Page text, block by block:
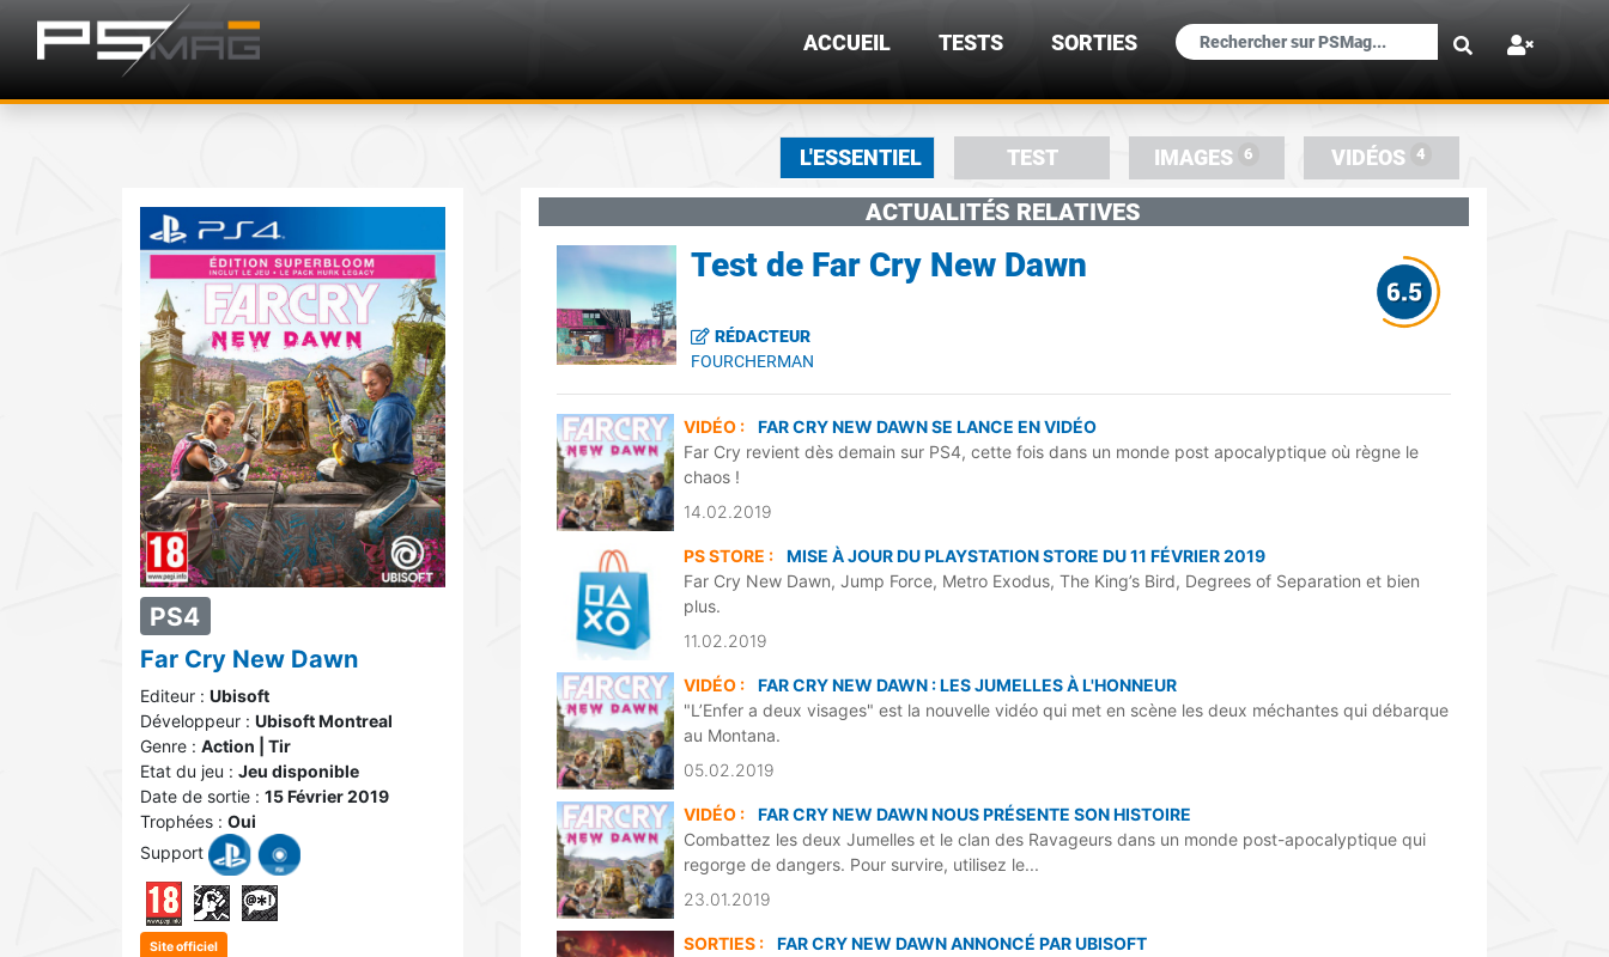
×
ACCUEIL TESTS SORTIES
L'ESSENTIEL TEST IMAGES 6 VIDÉOS 4
PS4
Far Cry New Dawn
Editeur : Ubisoft
Développeur : Ubisoft Montreal
Genre : Action | Tir
Etat du jeu : Jeu disponible
Date de sortie : 15 Février 2019
Trophées : Oui
Support
Site officiel
ACTUALITÉS RELATIVES
Test de Far Cry New Dawn
RÉDACTEUR
FOURCHERMAN
VIDÉO :
FAR CRY NEW DAWN SE LANCE EN VIDÉO
Far Cry revient dès demain sur PS4, cette fois dans un monde post apocalyptique où règne le
chaos !
14.02.2019
PS STORE :
MISE À JOUR DU PLAYSTATION STORE DU 11 FÉVRIER 2019
Far Cry New Dawn, Jump Force, Metro Exodus, The King’s Bird, Degrees of Separation et bien
plus.
11.02.2019
VIDÉO :
FAR CRY NEW DAWN : LES JUMELLES À L'HONNEUR
"L’Enfer a deux visages" est la nouvelle vidéo qui met en scène les deux méchantes qui débarque
au Montana.
05.02.2019
VIDÉO :
FAR CRY NEW DAWN NOUS PRÉSENTE SON HISTOIRE
Combattez les deux Jumelles et le clan des Ravageurs dans un monde post-apocalyptique qui
regorge de dangers. Pour survire, utilisez le...
23.01.2019
SORTIES :
FAR CRY NEW DAWN ANNONCÉ PAR UBISOFT